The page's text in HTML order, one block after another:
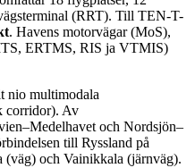
(RRT). Till TEN-T-
. Havens motorvägar (MoS),
ERTMS, RIS ja VTMIS)
nio multimodala
corridor). Av
och Nordsjön–
till Ryssland på
(väg) och Vainikkala (järnväg).